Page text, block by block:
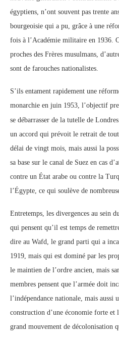
égyptiens, n’ont souvent pas trente
bourgeoisie qui a pu, grâce à une
fois à l’Académie militaire en 1936.
proches des Frères musulmans,
sont de farouches nationalistes.
S’ils entament rapidement une
monarchie en juin 1953, l’objectif
se débarrasser de la tutelle de
un accord qui prévoit le retrait de
délai de vingt mois, mais aussi la
sa base sur le canal de Suez en cas
contre un État arabe ou contre la
l’Égypte, ce qui soulève de
Entretemps, les divergences au sein
qui pensent qu’il est temps de
dire au Wafd, le grand parti qui a
1919, mais qui est dominé par les
le maintien de l’ordre ancien, mais
membres pensent que l’armée doit
l’indépendance nationale, mais aussi
construction d’une économie forte et
grand mouvement de décolonisation